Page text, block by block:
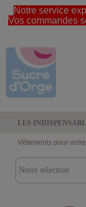
Notre service
Vos commandes
LES
Vêtements pour